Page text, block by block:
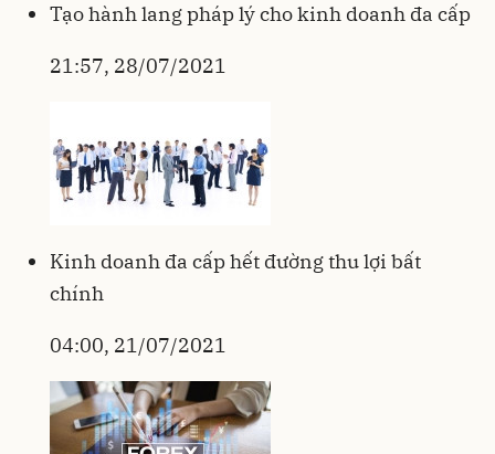
Tạo hành lang pháp lý cho kinh doanh đa cấp
21:57, 28/07/2021
Kinh doanh đa cấp hết đường thu lợi bất
chính
04:00, 21/07/2021